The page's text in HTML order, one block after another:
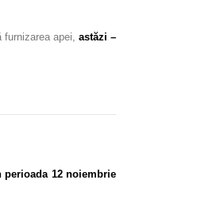
furnizarea apei, astăzi –
perioada 12 noiembrie